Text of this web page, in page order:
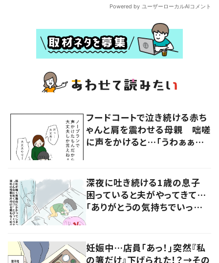
フードコートで泣き続ける赤ち
ゃんと肩を震わせる母親 咄嗟
に声をかけると…「うわぁぁぁ」
深夜に吐き続ける1歳の息子
困っていると夫がやってきて…
「ありがとうの気持ちでいっぱ
妊娠中…店員「あっ！」突然『私
の箸だけ』下げられた！？→その